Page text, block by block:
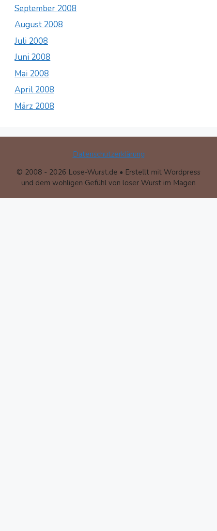
September 2008
August 2008
Juli 2008
Juni 2008
Mai 2008
April 2008
März 2008
Datenschutzerklärung
© 2008 - 2026 Lose-Wurst.de • Erstellt mit Wordpress
und dem wohligen Gefühl von loser Wurst im Magen